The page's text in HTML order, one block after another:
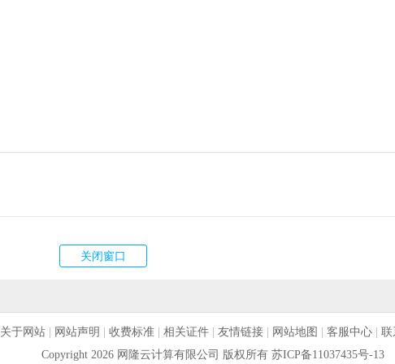
关于网站| 网站声明 收费标准| 相关证件| 友情链接| 网站地图 客服中心| 联
Copyright 2026 网隆云计算有限公司 版权所有 苏ICP备11037435号-13